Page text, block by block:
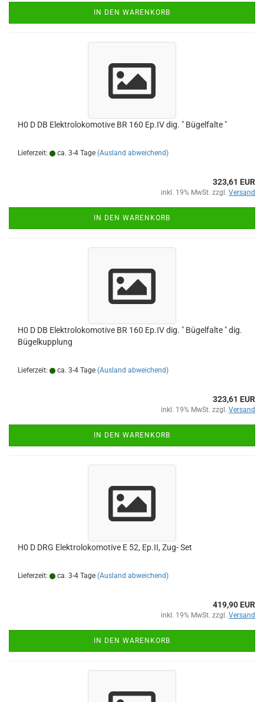
IN DEN WARENKORB
H0 D DB Elektrolokomotive BR 160 Ep.IV dig. " Bügelfalte "
Lieferzeit: ca. 3-4 Tage (Ausland abweichend)
323,61 EUR
inkl. 19% MwSt. zzgl. Versand
IN DEN WARENKORB
H0 D DB Elektrolokomotive BR 160 Ep.IV dig. " Bügelfalte " dig.
Bügelkupplung
Lieferzeit: ca. 3-4 Tage (Ausland abweichend)
323,61 EUR
inkl. 19% MwSt. zzgl. Versand
IN DEN WARENKORB
H0 D DRG Elektrolokomotive E 52, Ep.II, Zug- Set
Lieferzeit: ca. 3-4 Tage (Ausland abweichend)
419,90 EUR
inkl. 19% MwSt. zzgl. Versand
IN DEN WARENKORB